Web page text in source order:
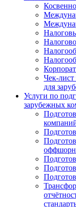
Чек-
для
Услуги по
зарубежных